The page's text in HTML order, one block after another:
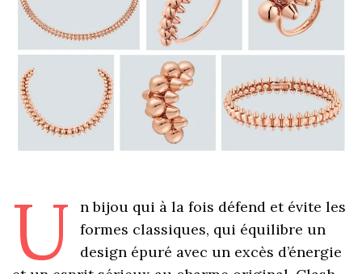
U
n bijou qui à la fois défend et évite les
formes classiques, qui équilibre un
design épuré avec un excès d’énergie